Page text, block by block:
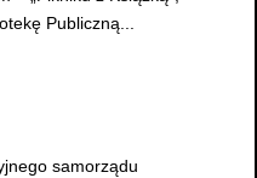
Publiczną...
samorządu